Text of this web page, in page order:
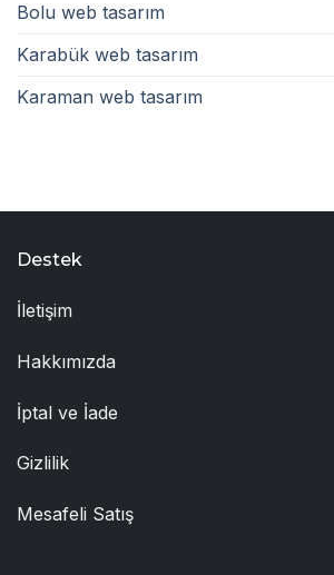
Bolu web tasarım
Karabük web tasarım
Karaman web tasarım
Destek
İletişim
Hakkımızda
İptal ve İade
Gizlilik
Mesafeli Satış